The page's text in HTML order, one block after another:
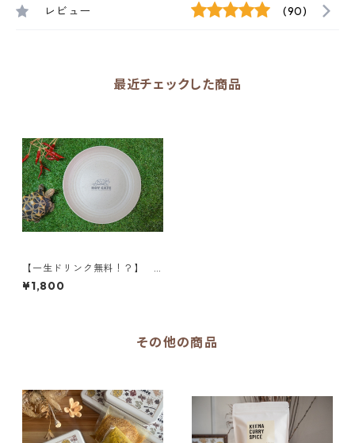
レビュー (90)
最近チェックした商品
【一生ドリンク無料！？】
コブカフェのカレーが一番美
味しく盛れるオリジナルカレ
¥1,800
その他の商品